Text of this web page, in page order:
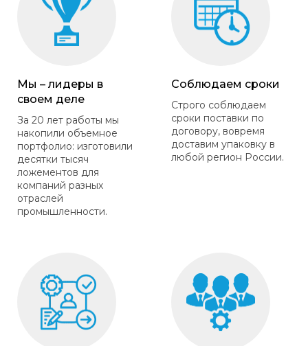
Мы – лидеры в
своем деле
За 20 лет работы мы
накопили объемное
портфолио: изготовили
десятки тысяч
ложементов для
компаний разных
отраслей
промышленности.
Соблюдаем сроки
Строго соблюдаем
сроки поставки по
договору, вовремя
доставим упаковку в
любой регион России.